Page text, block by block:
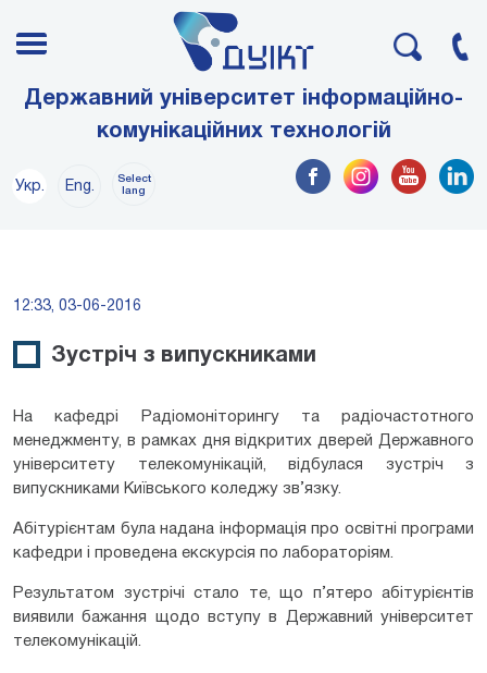
Державний університет інформаційно-
комунікаційних технологій
Укр. Eng.
Select
lang
12:33, 03-06-2016
Зустріч з випускниками
На кафедрі Радіомоніторингу та радіочастотного
менеджменту, в рамках дня відкритих дверей Державного
університету телекомунікацій, відбулася зустріч з
випускниками Київського коледжу зв’язку.
Абітурієнтам була надана інформація про освітні програми
кафедри і проведена екскурсія по лабораторіям.
Результатом зустрічі стало те, що п’ятеро абітурієнтів
виявили бажання щодо вступу в Державний університет
телекомунікацій.